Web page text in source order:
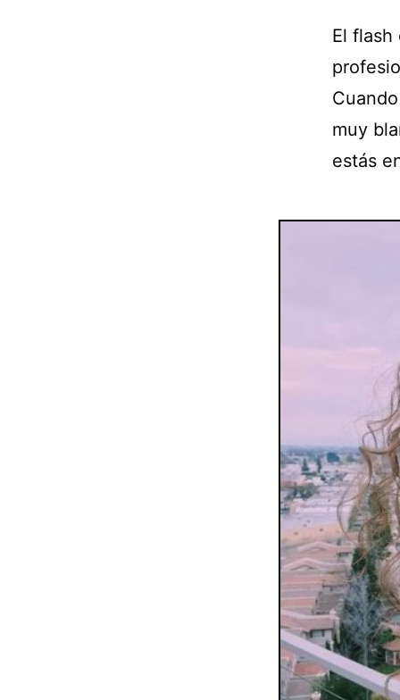
El flash
muy
estás